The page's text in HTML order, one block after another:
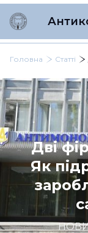
Головна Статті
Дві
Як